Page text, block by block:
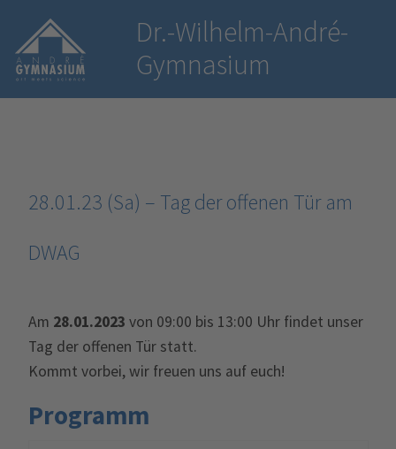
Dr.-Wilhelm-André-
Gymnasium
28.01.23 (Sa) – Tag der offenen Tür am
DWAG
Am 28.01.2023 von 09:00 bis 13:00 Uhr findet unser
Tag der offenen Tür statt.
Kommt vorbei, wir freuen uns auf euch!
Programm